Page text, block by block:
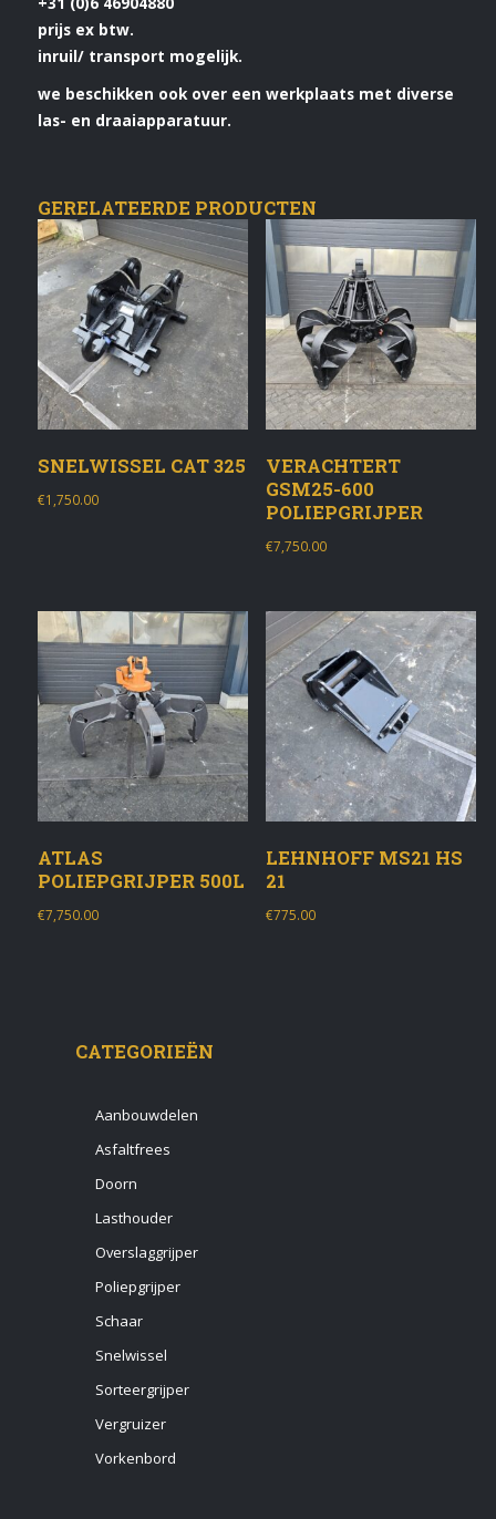
prijs ex btw.
inruil/ transport mogelijk.
we beschikken ook over een werkplaats met diverse
las- en draaiapparatuur.
GERELATEERDE PRODUCTEN
SNELWISSEL CAT 325
€1,750.00
VERACHTERT
GSM25-600
POLIEPGRIJPER
€7,750.00
ATLAS
POLIEPGRIJPER 500L
€7,750.00
LEHNHOFF MS21 HS
21
€775.00
CATEGORIEËN
Aanbouwdelen
Asfaltfrees
Doorn
Lasthouder
Overslaggrijper
Poliepgrijper
Schaar
Snelwissel
Sorteergrijper
Vergruizer
Vorkenbord